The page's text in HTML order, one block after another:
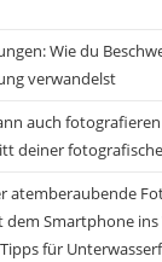
Wie du
verwandelst
auch
deiner
atemberaubende
Smartphone ins
für